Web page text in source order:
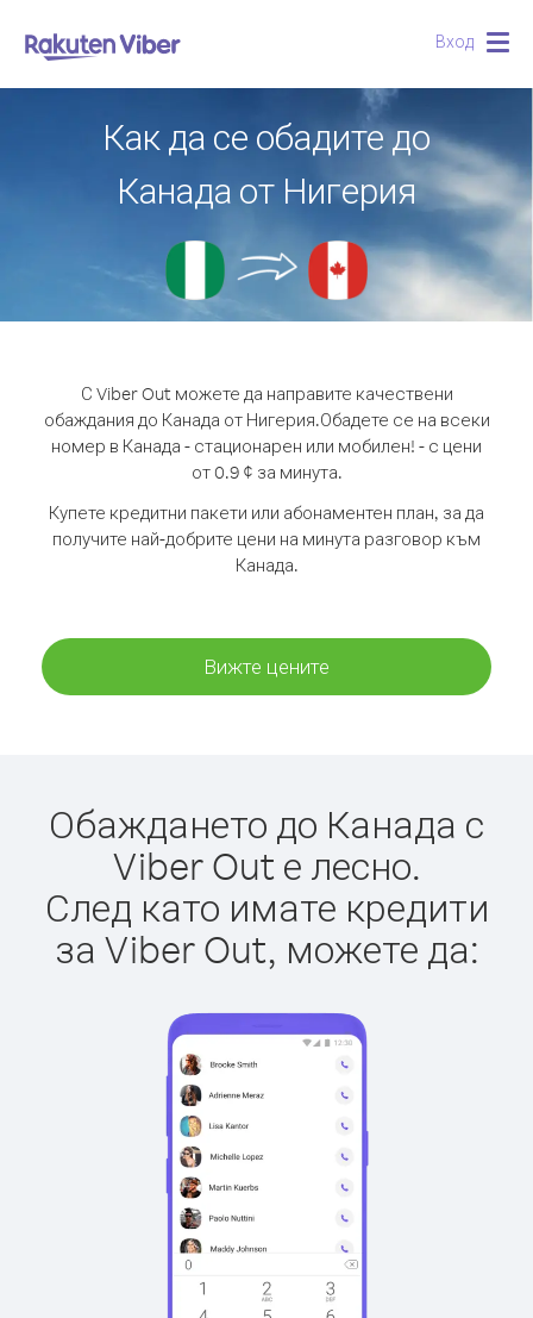
Вход
Как да се обадите до
Канада от Нигерия
С Viber Out можете да направите качествени
обаждания до Канада от Нигерия.Обадете се на всеки
номер в Канада - стационарен или мобилен! - с цени
от 0.9 ¢ за минута.
Купете кредитни пакети или абонаментен план, за да
получите най-добрите цени на минута разговор към
Канада.
Вижте цените
Обаждането до Канада с
Viber Out е лесно.
След като имате кредити
за Viber Out, можете да: